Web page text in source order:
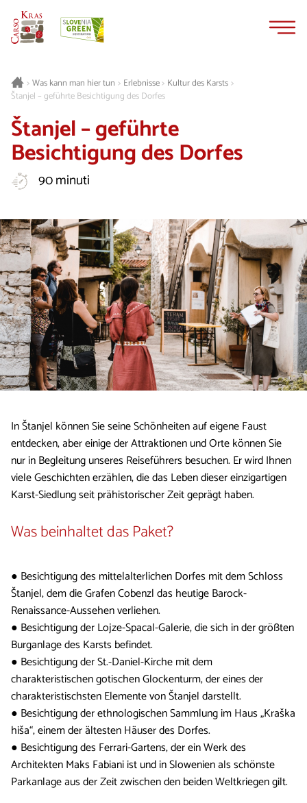
>Was kann man hier tun > Erlebnisse> Kultur des Karsts>
Štanjel – geführte Besichtigung des Dorfes
Štanjel – geführte
Besichtigung des Dorfes
90 minuti
In Štanjel können Sie seine Schönheiten auf eigene Faust
entdecken, aber einige der Attraktionen und Orte können Sie
nur in Begleitung unseres Reiseführers besuchen. Er wird Ihnen
viele Geschichten erzählen, die das Leben dieser einzigartigen
Karst-Siedlung seit prähistorischer Zeit geprägt haben.
Was beinhaltet das Paket?
● Besichtigung des mittelalterlichen Dorfes mit dem Schloss
Štanjel, dem die Grafen Cobenzl das heutige Barock-
Renaissance-Aussehen verliehen.
● Besichtigung der Lojze-Spacal-Galerie, die sich in der größten
Burganlage des Karsts befindet.
● Besichtigung der St.-Daniel-Kirche mit dem
charakteristischen gotischen Glockenturm, der eines der
charakteristischsten Elemente von Štanjel darstellt.
● Besichtigung der ethnologischen Sammlung im Haus „Kraška
hiša“, einem der ältesten Häuser des Dorfes.
● Besichtigung des Ferrari-Gartens, der ein Werk des
Architekten Maks Fabiani ist und in Slowenien als schönste
Parkanlage aus der Zeit zwischen den beiden Weltkriegen gilt.